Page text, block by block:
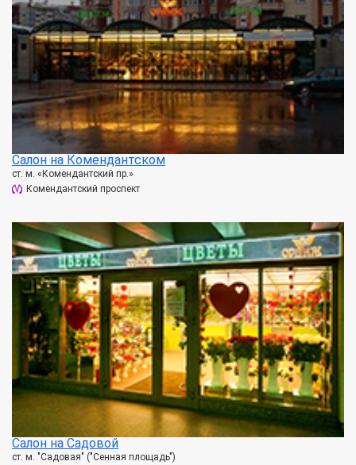
Салон на Комендантском
ст. м. «Комендантский пр.»
Комендантский проспект
Салон на Садовой
ст. м. "Садовая" ("Сенная площадь")